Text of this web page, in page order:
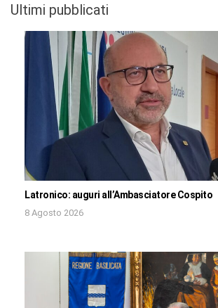
Ultimi pubblicati
Latronico: auguri all’Ambasciatore Cospito
8 Agosto 2026